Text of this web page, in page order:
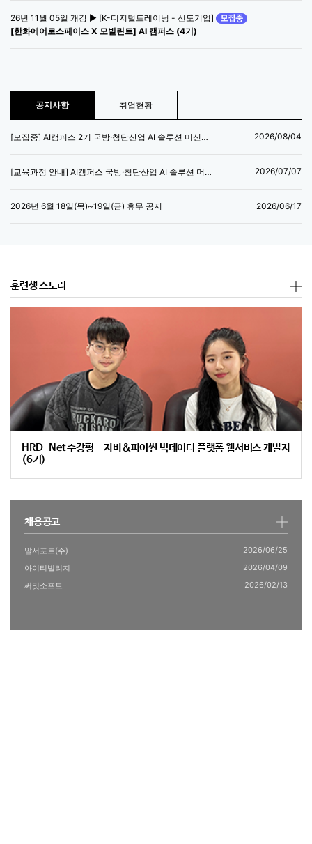
26년 11월 05일 개강 ▶ [K-디지털트레이닝 - 선도기업]
[한화에어로스페이스 X 모빌린트] AI 캠퍼스 (4기)
공지사항 취업현황
[모집중] AI캠퍼스 2기 국방·첨단산업 AI 솔루션 머신러닝 엔지니어 양성과정 2026/08/04
[교육과정 안내] AI캠퍼스 국방·첨단산업 AI 솔루션 머신러닝 엔지니어 양성과정 2026/07/07
2026년 6월 18일(목)~19일(금) 휴무 공지 2026/06/17
훈련생 스토리
HRD-Net 수강평 - 자바&파이썬 빅데이터 플랫폼 웹서비스 개발자
(6기)
채용공고
알서포트(주)
2026/06/25
아이티빌리지
2026/04/09
써밋소프트
2026/02/13